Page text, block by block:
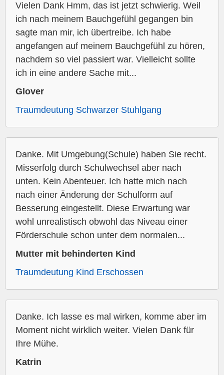
Vielen Dank Hmm, das ist jetzt schwierig. Weil
ich nach meinem Bauchgefühl gegangen bin
sagte man mir, ich übertreibe. Ich habe
angefangen auf meinem Bauchgefühl zu hören,
nachdem so viel passiert war. Vielleicht sollte
ich in eine andere Sache mit...
Glover
Traumdeutung Schwarzer Stuhlgang
Danke. Mit Umgebung(Schule) haben Sie recht.
Misserfolg durch Schulwechsel aber nach
unten. Kein Abenteuer. Ich hatte mich nach
nach einer Änderung der Schulform auf
Besserung eingestellt. Diese Erwartung war
wohl unrealistisch obwohl das Niveau einer
Förderschule schon unter dem normalen...
Mutter mit behinderten Kind
Traumdeutung Kind Erschossen
Danke. Ich lasse es mal wirken, komme aber im
Moment nicht wirklich weiter. Vielen Dank für
Ihre Mühe.
Katrin